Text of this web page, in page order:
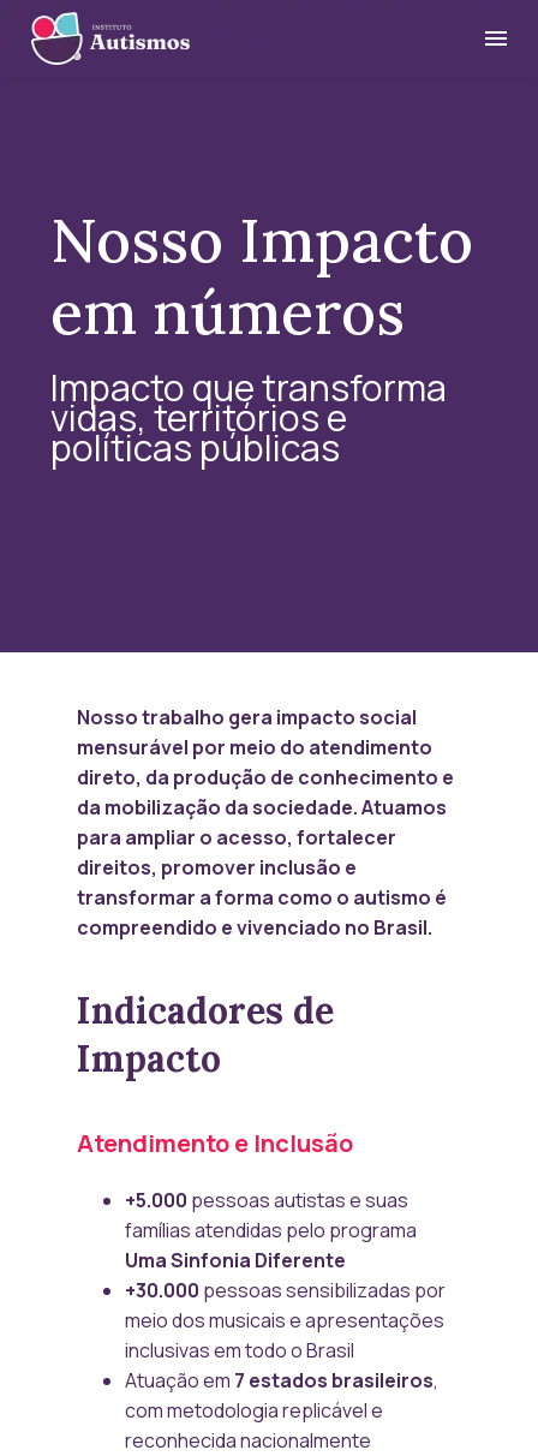
Nosso Impacto
em números
Impacto que transforma
vidas, territórios e
políticas públicas
Nosso trabalho gera impacto social
mensurável por meio do atendimento
direto, da produção de conhecimento e
da mobilização da sociedade. Atuamos
para ampliar o acesso, fortalecer
direitos, promover inclusão e
transformar a forma como o autismo é
compreendido e vivenciado no Brasil.
Indicadores de
Impacto
Atendimento e Inclusão
+5.000 pessoas autistas e suas
famílias atendidas pelo programa
Uma Sinfonia Diferente
+30.000 pessoas sensibilizadas por
meio dos musicais e apresentações
inclusivas em todo o Brasil
Atuação em 7 estados brasileiros,
com metodologia replicável e
reconhecida nacionalmente